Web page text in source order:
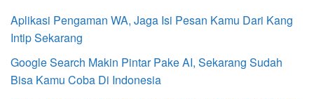
Aplikasi Pengaman WA, Jaga Isi Pesan Kamu Dari Kang
Intip Sekarang
Google Search Makin Pintar Pake AI, Sekarang Sudah
Bisa Kamu Coba Di Indonesia